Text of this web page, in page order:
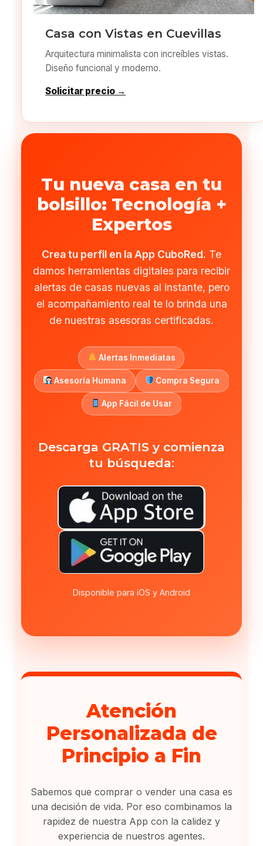
Casa con Vistas en Cuevillas
Arquitectura minimalista con increíbles vistas.
Diseño funcional y moderno.
Solicitar precio →
Tu nueva casa en tu
bolsillo: Tecnología +
Expertos
Crea tu perfil en la App CuboRed. Te
damos herramientas digitales para recibir
alertas de casas nuevas al instante, pero
el acompañamiento real te lo brinda una
de nuestras asesoras certificadas.
Alertas Inmediatas
Asesoría Humana Compra Segura
App Fácil de Usar
Descarga GRATIS y comienza
tu búsqueda:
Disponible para iOS y Android
Atención
Personalizada de
Principio a Fin
Sabemos que comprar o vender una casa es
una decisión de vida. Por eso combinamos la
rapidez de nuestra App con la calidez y
experiencia de nuestros agentes.